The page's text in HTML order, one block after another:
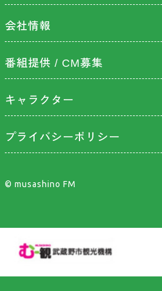
会社情報
番組提供 / CM募集
キャラクター
プライバシーポリシー
©︎ musashino FM